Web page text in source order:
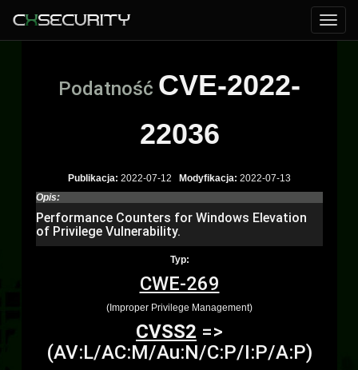
Podatność CVE-2022-
22036
Publikacja: 2022-07-12 Modyfikacja: 2022-07-13
Opis:
Performance Counters for Windows Elevation
of Privilege Vulnerability.
Typ:
CWE-269
(Improper Privilege Management)
CVSS2 =>
(AV:L/AC:M/Au:N/C:P/I:P/A:P)